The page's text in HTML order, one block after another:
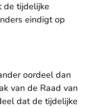
de tijdelijke
eindigt op
oordeel dan
van de Raad van
dat de tijdelijke